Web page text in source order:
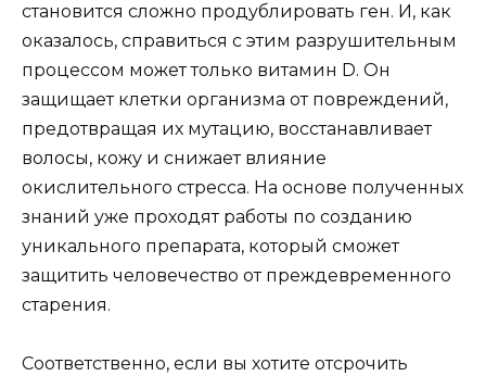
становится сложно продублировать ген. И, как
оказалось, справиться с этим разрушительным
процессом может только витамин D. Он
защищает клетки организма от повреждений,
предотвращая их мутацию, восстанавливает
волосы, кожу и снижает влияние
окислительного стресса. На основе полученных
знаний уже проходят работы по созданию
уникального препарата, который сможет
защитить человечество от преждевременного
старения.
Соответственно, если вы хотите отсрочить